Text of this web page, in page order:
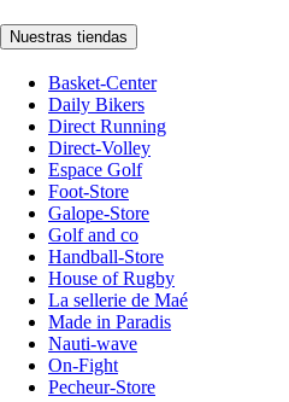
Nuestras tiendas
Basket-Center
Daily Bikers
Direct Running
Direct-Volley
Espace Golf
Foot-Store
Galope-Store
Golf and co
Handball-Store
House of Rugby
La sellerie de Maé
Made in Paradis
Nauti-wave
On-Fight
Pecheur-Store